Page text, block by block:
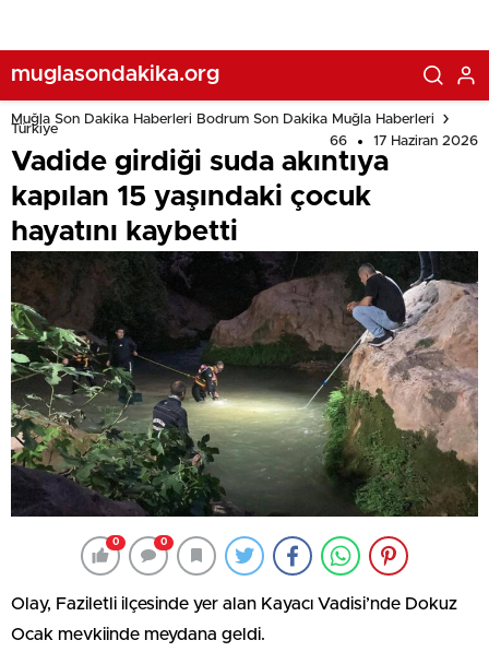
muglasondakika.org
Muğla Son Dakika Haberleri Bodrum Son Dakika Muğla Haberleri
Türkiye
66
17 Haziran 2026
Vadide girdiği suda akıntıya
kapılan 15 yaşındaki çocuk
hayatını kaybetti
0 0
Olay, Faziletli ilçesinde yer alan Kayacı Vadisi’nde Dokuz
Ocak mevkiinde meydana geldi.